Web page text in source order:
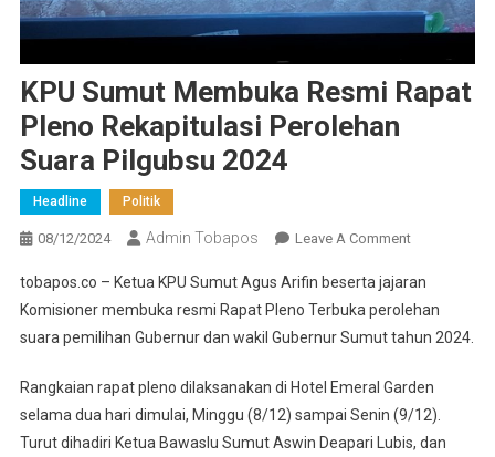
KPU Sumut Membuka Resmi Rapat
Pleno Rekapitulasi Perolehan
Suara Pilgubsu 2024
Headline Politik
08/12/2024 Admin Tobapos Leave A CommentOn KPU
Membuka
Resmi
Rapat Pleno
Perolehan
Suara
Pilgubsu
tobapos.co – Ketua KPU Sumut Agus Arifin beserta jajaran
Komisioner membuka resmi Rapat Pleno Terbuka perolehan
suara pemilihan Gubernur dan wakil Gubernur Sumut tahun 2024.
Rangkaian rapat pleno dilaksanakan di Hotel Emeral Garden
selama dua hari dimulai, Minggu (8/12) sampai Senin (9/12).
Turut dihadiri Ketua Bawaslu Sumut Aswin Deapari Lubis, dan